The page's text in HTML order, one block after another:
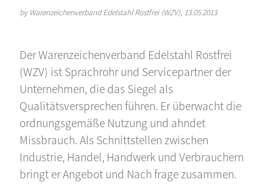
by Warenzeichenverband Edelstahl Rostfrei (WZV), 13.05.2013
Der Warenzeichenverband Edelstahl Rostfrei
(WZV) ist Sprachrohr und Servicepartner der
Unternehmen, die das Siegel als
Qualitätsversprechen führen. Er überwacht die
ordnungsgemäße Nutzung und ahndet
Missbrauch. Als Schnittstellen zwischen
Industrie, Handel, Handwerk und Verbrauchern
bringt er Angebot und Nach frage zusammen.